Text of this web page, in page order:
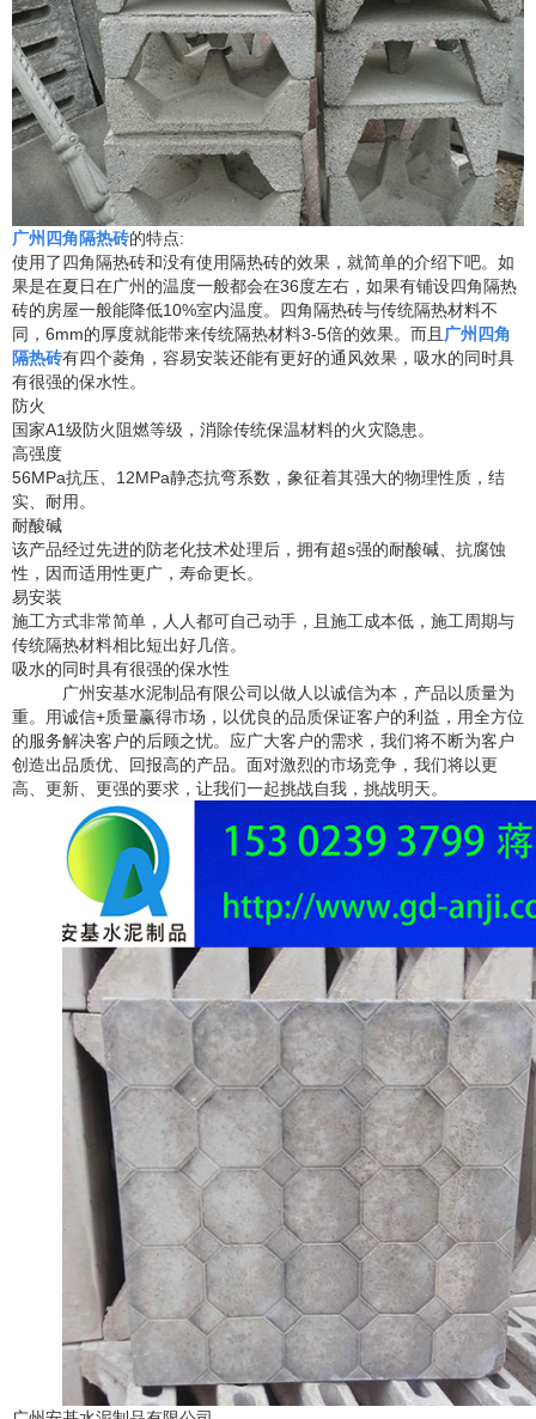
广州四角隔热砖的特点:
使用了四角隔热砖和没有使用隔热砖的效果，就简单的介绍下吧。如
果是在夏日在广州的温度一般都会在36度左右，如果有铺设四角隔热
砖的房屋一般能降低10%室内温度。四角隔热砖与传统隔热材料不
同， 6mm的厚度就能带来传统隔热材料3-5倍的效果。而且 广州四角
隔热砖有四个菱角，容易安装还能有更好的通风效果，吸水的同时具
有很强的保水性。
防火
国家A1级防火阻燃等级，消除传统保温材料的火灾隐患。
高强度
56MPa抗压、 12MPa静态抗弯系数，象征着其强大的物理性质，结
实、耐用。
耐酸碱
该产品经过先进的防老化技术处理后，拥有超s强的耐酸碱、抗腐蚀
性，因而适用性更广，寿命更长。
易安装
施工方式非常简单，人人都可自己动手，且施工成本低，施工周期与
传统隔热材料相比短出好几倍。
吸水的同时具有很强的保水性
广州安基水泥制品有限公司以做人以诚信为本，产品以质量为
重。用诚信+质量赢得市场，以优良的品质保证客户的利益，用全方位
的服务解决客户的后顾之忧。应广大客户的需求，我们将不断为客户
创造出品质优、回报高的产品。面对激烈的市场竞争，我们将以更
高、更新、更强的要求， 让我们一起挑战自我，挑战明天。